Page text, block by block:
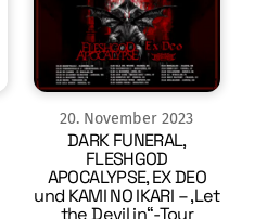
20. November 2023
DARK FUNERAL,
FLESHGOD
APOCALYPSE, EX DEO
und KAMI NO IKARI – ‚Let
the Devil in“-Tour